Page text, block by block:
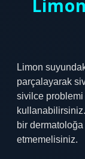
Limon
parçalayarak
sivilce problemi
bir
etmemelisiniz.